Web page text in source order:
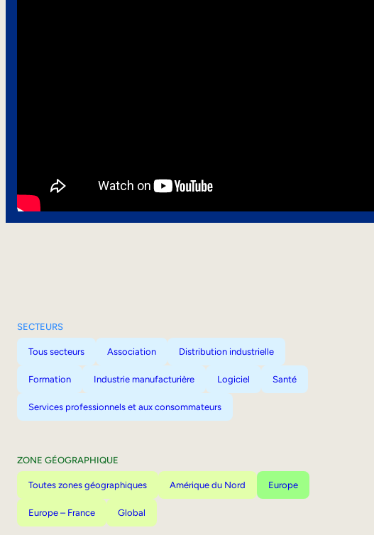
SECTEURS
Tous secteurs Association Distribution industrielle
Formation Industrie manufacturière Logiciel Santé
Services professionnels et aux consommateurs
ZONE GÉOGRAPHIQUE
Toutes zones géographiques Amérique du Nord Europe
Europe – France Global